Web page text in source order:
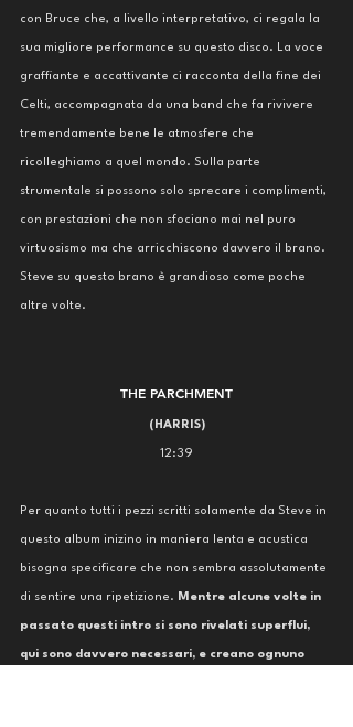
con Bruce che, a livello interpretativo, ci regala la
sua migliore performance su questo disco. La voce
graffiante e accattivante ci racconta della fine dei
Celti, accompagnata da una band che fa rivivere
tremendamente bene le atmosfere che
ricolleghiamo a quel mondo. Sulla parte
strumentale si possono solo sprecare i complimenti,
con prestazioni che non sfociano mai nel puro
virtuosismo ma che arricchiscono davvero il brano.
Steve su questo brano è grandioso come poche
altre volte.
THE PARCHMENT
(HARRIS)
12:39
Per quanto tutti i pezzi scritti solamente da Steve in
questo album inizino in maniera lenta e acustica
bisogna specificare che non sembra assolutamente
di sentire una ripetizione. Mentre alcune volte in
passato questi intro si sono rivelati superflui,
qui sono davvero necessari, e creano ognuno